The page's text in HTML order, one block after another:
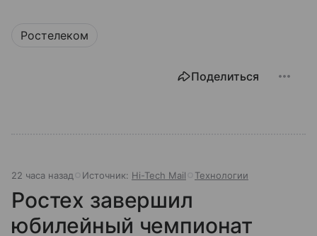
Ростелеком
Поделиться
22 часа назад Источник: Hi-Tech Mail Технологии
Ростех завершил
юбилейный чемпионат